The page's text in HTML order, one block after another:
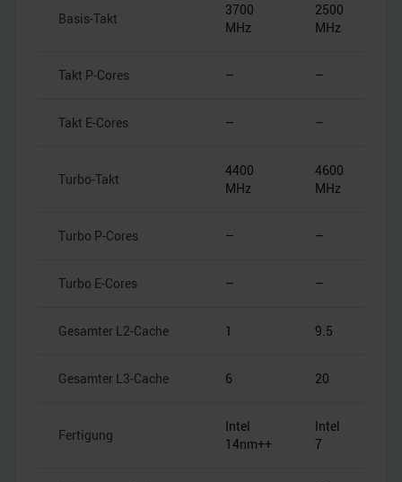
Basis-Takt
3700
MHz
2500
MHz
Takt P-Cores – –
Takt E-Cores – –
Turbo-Takt
4400
MHz
4600
MHz
Turbo P-Cores – –
Turbo E-Cores – –
Gesamter L2-Cache 1 9.5
Gesamter L3-Cache 6 20
Fertigung
Intel
14nm++
Intel
7